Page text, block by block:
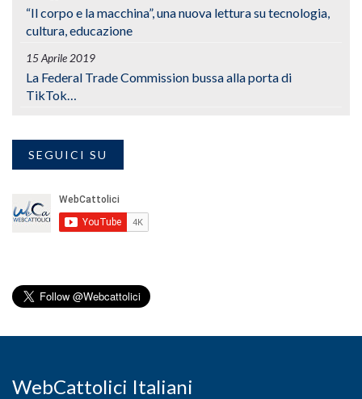
“Il corpo e la macchina”, una nuova lettura su tecnologia,
cultura, educazione
15 Aprile 2019
La Federal Trade Commission bussa alla porta di
TikTok…
SEGUICI SU
WebCattolici Italiani